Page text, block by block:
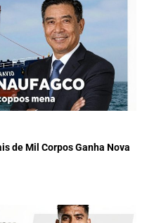
de Mil Corpos Ganha Nova